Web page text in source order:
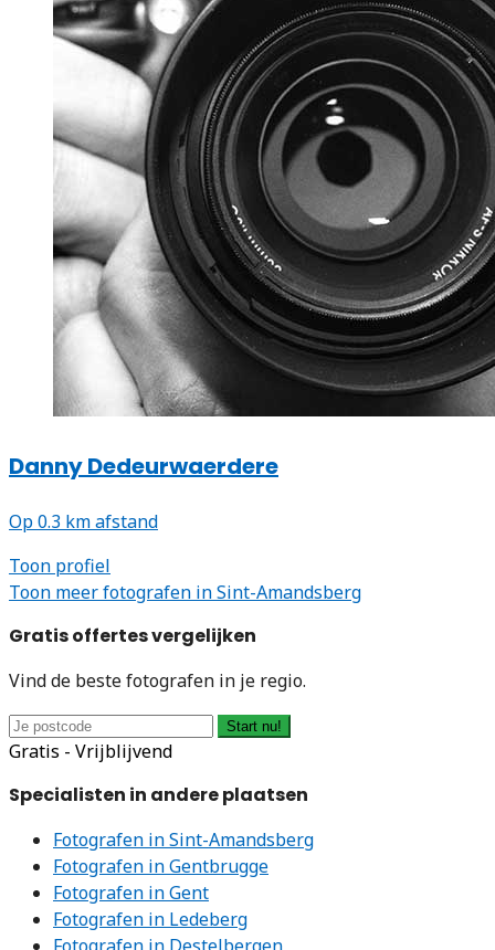
Danny Dedeurwaerdere
Op 0.3 km afstand
Toon profiel
Toon meer fotografen in Sint-Amandsberg
Gratis offertes vergelijken
Vind de beste fotografen in je regio.
Start nu!
Gratis - Vrijblijvend
Specialisten in andere plaatsen
Fotografen in Sint-Amandsberg
Fotografen in Gentbrugge
Fotografen in Gent
Fotografen in Ledeberg